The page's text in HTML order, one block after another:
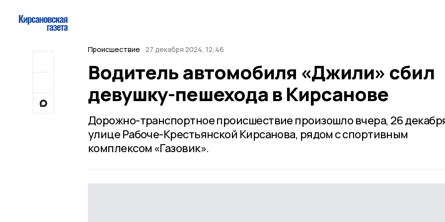
Происшествие 27 декабря 2024, 12:46
Водитель автомобиля «Джили» сбил
девушку-пешехода в Кирсанове
Дорожно-транспортное происшествие произошло вчера, 26
улице Рабоче-Крестьянской Кирсанова, рядом с спортивным
комплексом «Газовик».